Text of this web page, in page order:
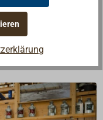
Oberfläche.